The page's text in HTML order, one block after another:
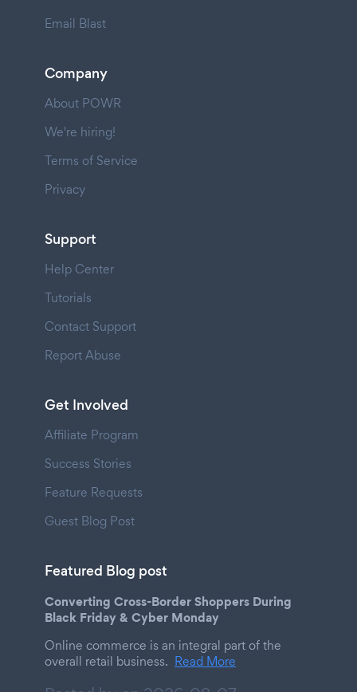
Email Blast
Company
About POWR
We're hiring!
Terms of Service
Privacy
Support
Help Center
Tutorials
Contact Support
Report Abuse
Get Involved
Affiliate Program
Success Stories
Feature Requests
Guest Blog Post
Featured Blog post
Converting Cross-Border Shoppers During
Black Friday & Cyber Monday
Online commerce is an integral part of the
overall retail business. Read More